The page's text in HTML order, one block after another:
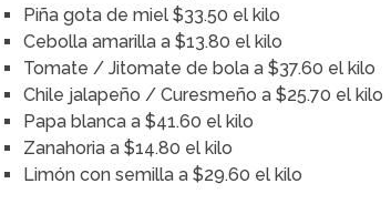
Piña gota de miel $33.50 el kilo
Cebolla amarilla a $13.80 el kilo
Tomate / Jitomate de bola a $37.60 el kilo
Chile jalapeño / Curesmeño a $25.70 el kilo
Papa blanca a $41.60 el kilo
Zanahoria a $14.80 el kilo
Limón con semilla a $29.60 el kilo